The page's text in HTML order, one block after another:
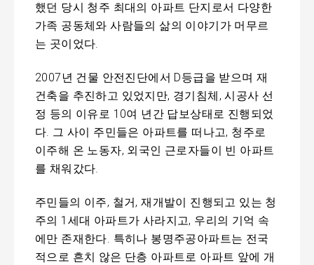
했던 당시 청주 최대의 아파트 단지로서 다양한
가족 공동체와 사람들의 삶의 이야기가 머무르
는 곳이었다.
2007년 건물 안전진단에서 D등급을 받으며 재
건축을 추진하고 있었지만, 경기침체, 시공사 선
정 등의 이유로 10여 년간 답보상태로 진행되었
다. 그 사이 주민들은 아파트를 떠나고, 청주로
이주해 온 노동자, 외국인 근로자들이 빈 아파트
를 채워갔다.
주민들의 이주, 철거, 재개발이 진행되고 있는 청
주의 1세대 아파트가 사라지고, 우리의 기억 속
에만 존재한다. 특히나 봉명주공아파트는 전국
적으로 흔치 않은 단층 아파트로 아파트 앞에 개